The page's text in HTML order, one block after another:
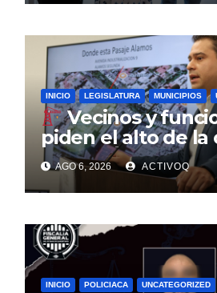
INICIO LEGISLATURA MUNICIPIOS
Vecinos y
piden el alto de la
Pasaje Álamos por
terreno del
AGO 6, 2026 ACTIVOQ
INICIO POLICIACA UNCATEGORIZED